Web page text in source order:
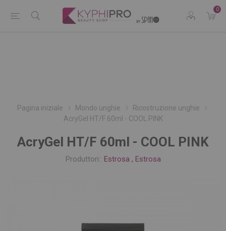
0
Pagina iniziale Mondo unghie
Ricostruzione unghie
AcryGel HT/F 60ml - COOL PINK
AcryGel HT/F 60ml - COOL PINK
Produttori:: Estrosa , Estrosa